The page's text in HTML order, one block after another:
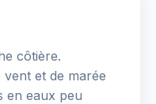
côtière.
et de marée
en eaux peu